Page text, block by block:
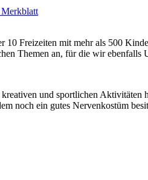
10 Freizeiten mit mehr als 500
Themen an, für die wir ebenfalls
und sportlichen
noch ein gutes Nervenkostüm